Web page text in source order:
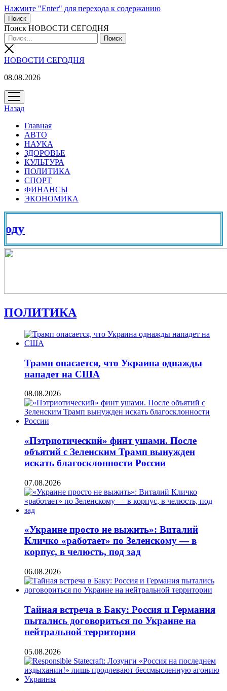
Нажмите "Enter" для перехода к содержанию
Поиск
Поиск НОВОСТИ СЕГОДНЯ
НОВОСТИ СЕГОДНЯ
08.08.2026
открыть
меню
Назад
Главная
АВТО
НАУКА
ЗДОРОВЬЕ
КУЛЬТУРА
ПОЛИТИКА
СПОРТ
ФИНАНСЫ
ЭКОНОМИКА
ПОЛИТИКА
Трамп опасается, что Украина однажды
нападет на США
08.08.2026
«Пэтриотический» финт ушами. После
объятий с Зеленским Трамп вынужден
искать благосклонности России
07.08.2026
«Украине просто не выжить»: Виталий
Кличко «работает» по Зеленскому — в
корпус, в челюсть, под зад
06.08.2026
Тайная встреча в Баку: Россия и Германия
пытались договориться по Украине на
нейтральной территории
05.08.2026